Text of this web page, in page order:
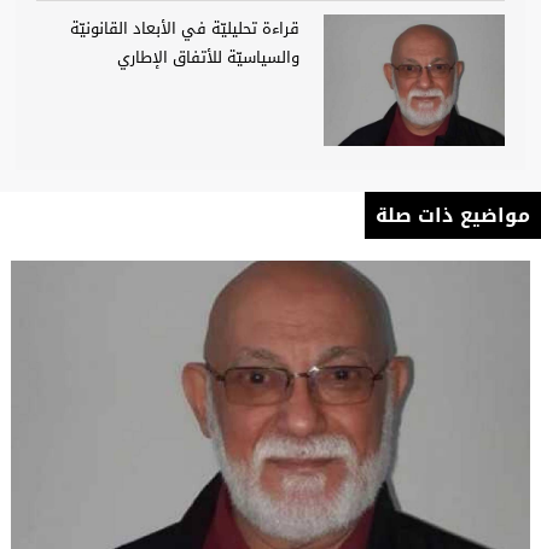
قراءة تحليليّة في الأبعاد القانونيّة
والسياسيّة للأتفاق الإطاري
مواضيع ذات صلة